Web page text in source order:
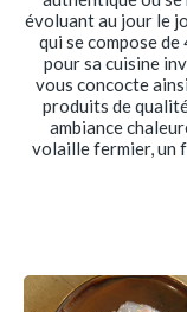
évoluant au jour le
qui se compose
pour sa cuisine
vous concocte
produits de
ambiance
volaille fermier, un